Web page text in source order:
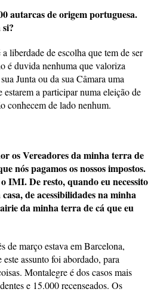
autarcas de origem portuguesa.
liberdade de escolha que tem de ser
é duvida nenhuma que valoriza
Junta ou da sua Câmara uma
estarem a participar numa eleição de
conhecem de lado nenhum.
os Vereadores da minha terra de
nós pagamos os nossos impostos.
IMI. De resto, quando eu necessito
de acessibilidades na minha
da minha terra de cá que eu
março estava em Barcelona,
assunto foi abordado, para
Montalegre é dos casos mais
e 15.000 recenseados. Os